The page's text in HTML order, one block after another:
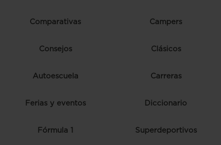
Comparativas Campers
Consejos Clásicos
Autoescuela Carreras
Ferias y eventos Diccionario
Fórmula 1 Superdeportivos